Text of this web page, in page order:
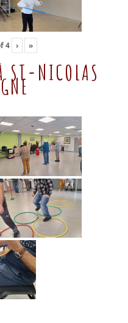
4 › »
ST-NICOLAS